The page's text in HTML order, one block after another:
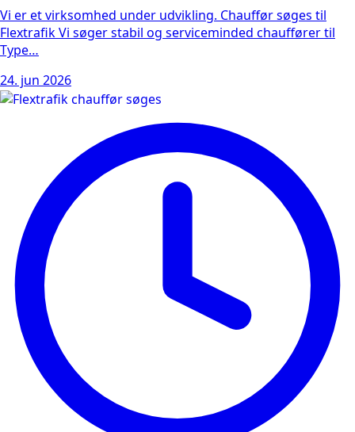
Vi er et virksomhed under udvikling. Chauffør søges til
Flextrafik Vi søger stabil og serviceminded chauffører til
Type…
24. jun 2026